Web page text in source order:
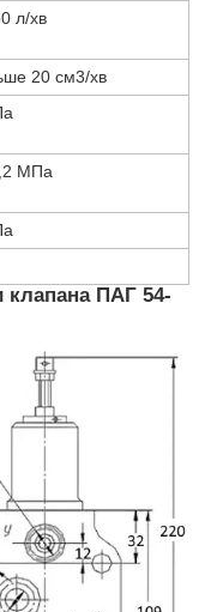
л/хв
20 см3/хв
МПа
клапана ПАГ 54-